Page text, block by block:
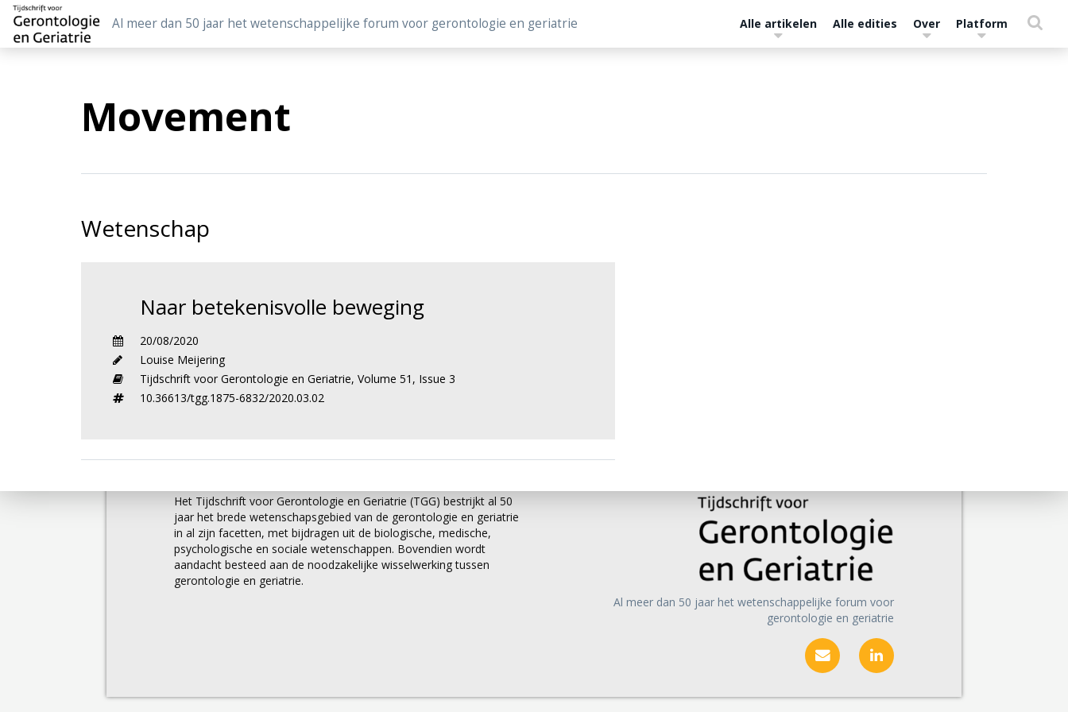
Al meer dan 50 jaar het wetenschappelijke forum voor gerontologie en geriatrie Alle artikelen Alle edities Over Platform
Movement
Wetenschap
Naar betekenisvolle beweging
20/08/2020
Louise Meijering
Tijdschrift voor Gerontologie en Geriatrie, Volume 51, Issue 3
10.36613/tgg.1875-6832/2020.03.02
Het Tijdschrift voor Gerontologie en Geriatrie (TGG) bestrijkt al 50
jaar het brede wetenschapsgebied van de gerontologie en geriatrie
in al zijn facetten, met bijdragen uit de biologische, medische,
psychologische en sociale wetenschappen. Bovendien wordt
aandacht besteed aan de noodzakelijke wisselwerking tussen
gerontologie en geriatrie.
Al meer dan 50 jaar het wetenschappelijke forum voor
gerontologie en geriatrie